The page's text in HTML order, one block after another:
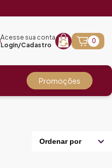
Acesse sua conta
Login/Cadastro
0
Promoções